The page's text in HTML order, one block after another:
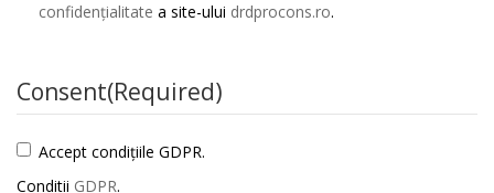
confidențialitate a site-ului drdprocons.ro.
Consent(Required)
Accept condițiile GDPR.
Conditii GDPR.